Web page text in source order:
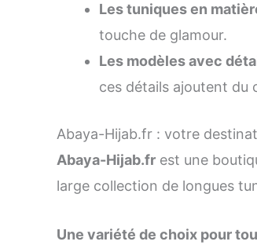
Les tuniques en
touche de glamour.
Les modèles avec
ces détails ajoutent du
Abaya-Hijab.fr : votre
Abaya-Hijab.fr est une
large collection de longues
Une variété de choix pour